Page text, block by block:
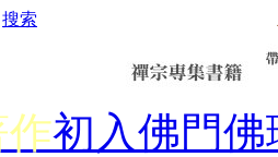
搜索
初入佛門佛